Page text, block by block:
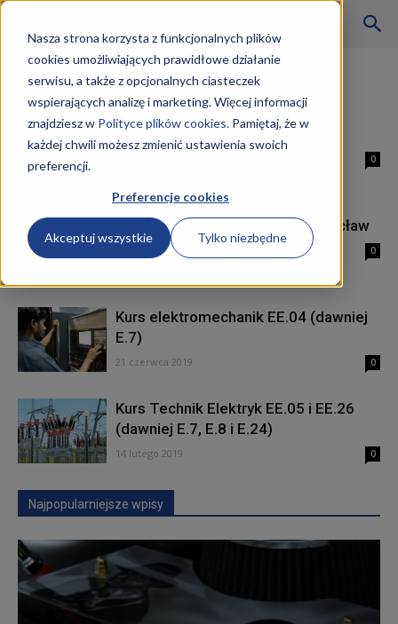
Nasza strona korzysta z funkcjonalnych plików
cookies umożliwiających prawidłowe działanie
serwisu, a także z opcjonalnych ciasteczek
wspierających analizę i marketing. Więcej informacji
znajdziesz w Polityce plików cookies.Pamiętaj, że w
każdej chwili możesz zmienić ustawienia swoich
preferencji.
Preferencje cookies
Akceptuj wszystkie Tylko niezbędne
Szkoły
Aktualności
Strona główna Tagi Kurs E.7
Tag: Kurs E.7
Elektromechanik kwalifikacje
0
Kurs elektromechanik EE.04 Wrocław
27 czerwca 2019 0
Kurs elektromechanik EE.04 (dawniej
E.7)
21 czerwca 2019 0
Kurs Technik Elektryk EE.05 i EE.26
(dawniej E.7, E.8 i E.24)
14 lutego 2019 0
Najpopularniejsze wpisy